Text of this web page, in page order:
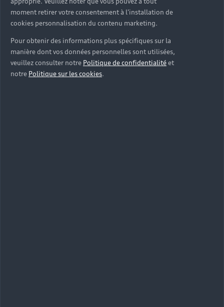
moment retirer votre consentement à l'installation de
cookies personnalisation du contenu marketing.
Pour obtenir des informations plus spécifiques sur la
manière dont vos données personnelles sont utilisées,
veuillez consulter notre Politique de confidentialitéet
notre Politique sur les cookies.